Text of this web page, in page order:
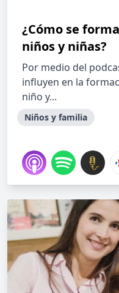
¿Cómo se
niños y niñas?
Por medio del
influyen en la
niño y...
Niños y familia